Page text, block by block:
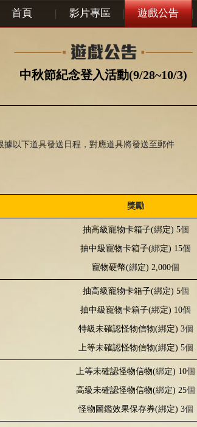
首頁 | 影片專區 | 遊戲公告 |
中秋節紀念登入活動(9/28~10/3)
據以下道具發送日程，對應道具將發送至郵件
獎勵
抽高級寵物卡箱子(綁定) 5個
抽中級寵物卡箱子(綁定) 15個
寵物硬幣(綁定) 2,000個
抽高級寵物卡箱子(綁定) 5個
抽中級寵物卡箱子(綁定) 10個
特級未確認怪物信物(綁定) 3個
上等未確認怪物信物(綁定) 5個
上等未確認怪物信物(綁定) 10個
高級未確認怪物信物(綁定) 25個
怪物圖鑑效果保存券(綁定) 3個